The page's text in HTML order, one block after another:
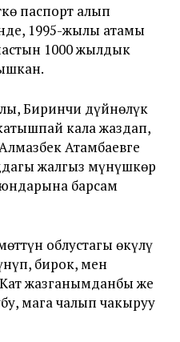
паспорт алып
1995-жылы атамы
1000 жылдык
Биринчи дүйнөлүк
кала жаздап,
Атамбаевге
жалгыз мүнүшкөр
барсам
облустагы өкүлү
бирок, мен
Кат жазганымданбы же
мага чалып чакыруу